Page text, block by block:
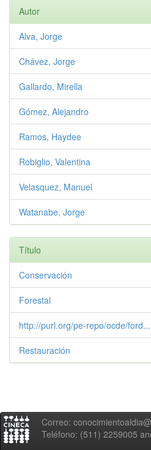
Autor
Alva, Jorge
Chávez, Jorge
Gallardo, Mirella
Gómez, Alejandro
Ramos, Haydee
Robiglio, Valentina
Velasquez, Manuel
Watanabe, Jorge
Título
Conservación
Forestal
http://purl.org/pe-repo/ocde/ford...
Restauración
Correo:
Teléfono: (511) 2259005